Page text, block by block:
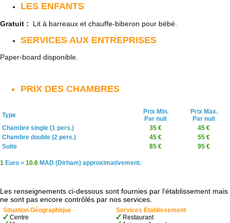
LES ENFANTS
Gratuit : Lit à barreaux et chauffe-biberon pour bébé.
SERVICES AUX ENTREPRISES
Paper-board disponible.
PRIX DES CHAMBRES
Type
Prix Min.
Par nuit
Prix Max.
Par nuit
Chambre single (1 pers.)
35 €
45 €
Chambre double (2 pers.)
45 €
55 €
Suite
85 € 95 €
1 Euro = 10.6 MAD (Dirham) approximativement.
Les renseignements ci-dessous sont fournies par l'établissement mais
ne sont pas encore contrôlés par nos services.
Situation Géographique
Centre
Services Etablissement
Restaurant